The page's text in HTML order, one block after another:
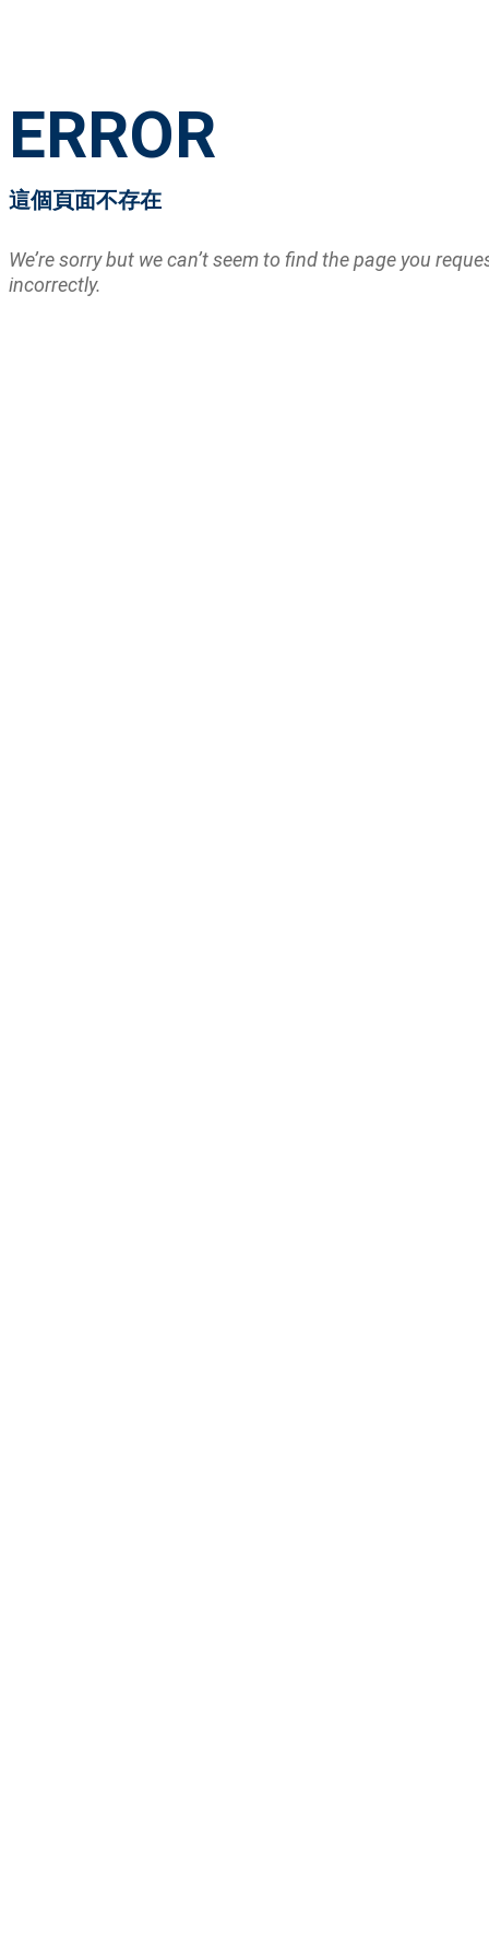
ERROR
這個頁面不存在
We’re sorry but we can’t seem to find the page you
incorrectly.